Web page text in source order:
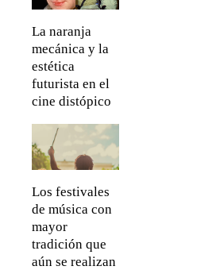
La naranja
mecánica y la
estética
futurista en el
cine distópico
Los festivales
de música con
mayor
tradición que
aún se realizan